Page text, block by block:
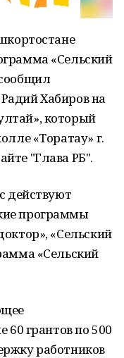
«Сельский
Хабиров на
который
«Торатау» г.
"Глава РБ".
действуют
программы
«Сельский
«Сельский
60 грантов по 500
работников